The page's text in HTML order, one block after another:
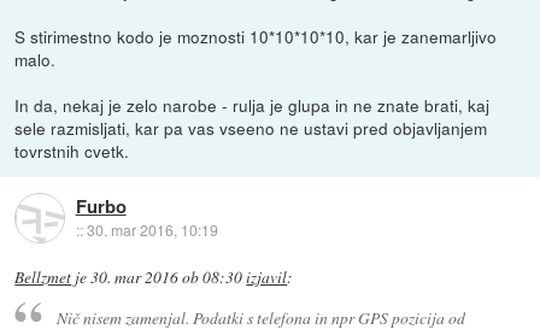
S stirimestno kodo je moznosti 10*10*10*10, kar je zanemarljivo
malo.
In da, nekaj je zelo narobe - rulja je glupa in ne znate brati, kaj
sele razmisljati, kar pa vas vseeno ne ustavi pred objavljanjem
tovrstnih cvetk.
Furbo
::30. mar 2016, 10:19
Bellzmet je30. mar 2016 ob 08:30izjavil:
Nič nisem zamenjal. Podatki s telefona in npr GPS pozicija od